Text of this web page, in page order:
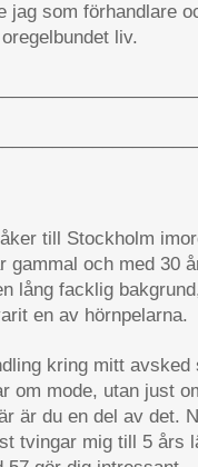
jag som förhandlare
liv.
till Stockholm
gammal och med 30
lång facklig
en av hörnpelarna.
kring mitt
om mode, utan just
är du en del av det.
tvingar mig till 5 års